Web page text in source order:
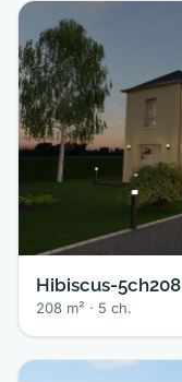
Hibiscus-5ch208
208 m² · 5 ch.